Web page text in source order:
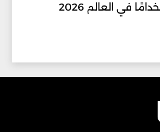
في العالم 2026